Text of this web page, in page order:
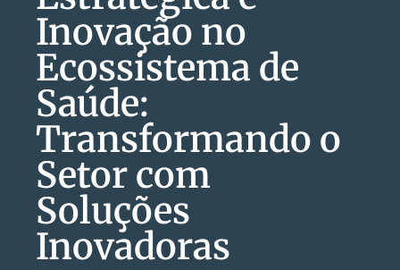
Inovação no
Ecossistema de
Saúde:
Transformando o
Setor com
Soluções
Inovadoras